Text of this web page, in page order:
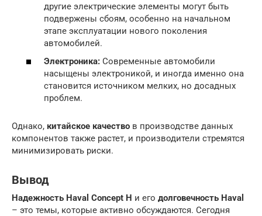
другие электрические элементы могут быть
подвержены сбоям, особенно на начальном
этапе эксплуатации нового поколения
автомобилей.
Электроника: Современные автомобили
насыщены электроникой, и иногда именно она
становится источником мелких, но досадных
проблем.
Однако, китайское качество в производстве данных
компонентов также растет, и производители стремятся
минимизировать риски.
Вывод
Надежность Haval Concept H и его долговечность Haval
– это темы, которые активно обсуждаются. Сегодня